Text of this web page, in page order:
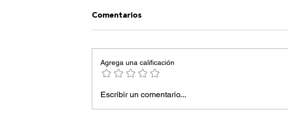
Rootina revoluciona la
Comentarios
Agrega una calificación
Escribir un comentario...